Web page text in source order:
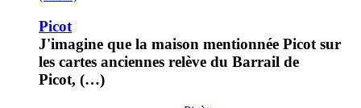
Picot
J'imagine que la maison mentionnée Picot sur
les cartes anciennes relève du Barrail de
Picot, (…)